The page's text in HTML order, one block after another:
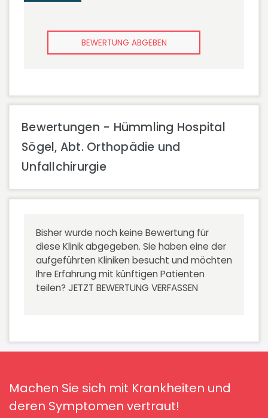
BEWERTUNG ABGEBEN
Bewertungen - Hümmling Hospital
Sögel, Abt. Orthopädie und
Unfallchirurgie
Bisher wurde noch keine Bewertung für
diese Klinik abgegeben. Sie haben eine der
aufgeführten Kliniken besucht und möchten
Ihre Erfahrung mit künftigen Patienten
teilen? JETZT BEWERTUNG VERFASSEN
Machen Sie sich mit Krankheiten und
deren Symptomen vertraut!